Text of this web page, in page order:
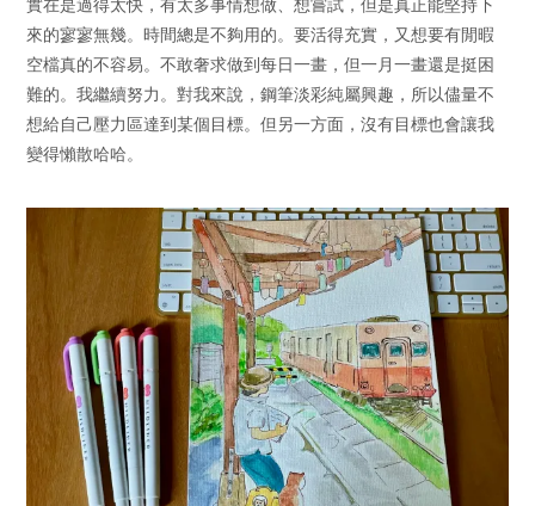
實在是過得太快，有太多事情想做、想嘗試，但是真正能堅持下
來的寥寥無幾。時間總是不夠用的。要活得充實，又想要有閒暇
空檔真的不容易。不敢奢求做到每日一畫，但一月一畫還是挺困
難的。我繼續努力。對我來說，鋼筆淡彩純屬興趣，所以儘量不
想給自己壓力區達到某個目標。但另一方面，沒有目標也會讓我
變得懶散哈哈。